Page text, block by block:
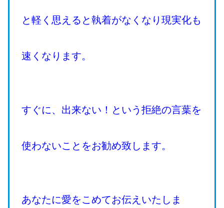
と軽く思えると執着がなくなり現実化も
速くなります。
すぐに、出来ない！という拒絶の言葉を
使わないことをお勧め致します。
あなたに愛をこめてお伝えいたしま